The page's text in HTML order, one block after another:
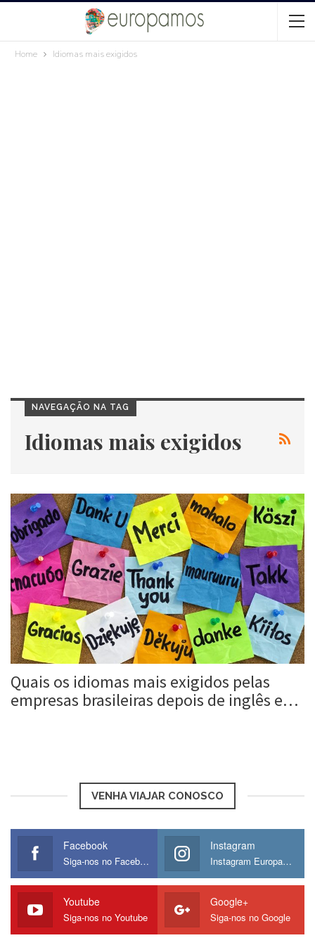
Home Idiomas mais exigidos
NAVEGAÇÃO NA TAG
Idiomas mais exigidos
Quais os idiomas mais exigidos pelas
empresas brasileiras depois de inglês e…
VENHA VIAJAR CONOSCO
Facebook
Siga-nos no Facebook
Instagram
Instagram Europamos
Youtube
Siga-nos no Youtube
Google+
Siga-nos no Google